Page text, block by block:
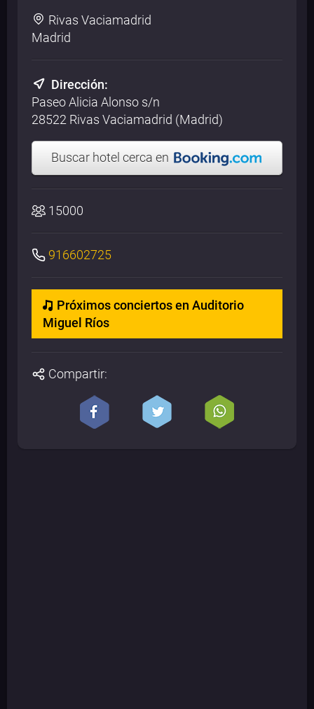
Rivas Vaciamadrid
Madrid
Dirección:
Paseo Alicia Alonso s/n
28522 Rivas Vaciamadrid (Madrid)
Buscar hotel cerca en
15000
916602725
Próximos conciertos en Auditorio
Miguel Ríos
Compartir: